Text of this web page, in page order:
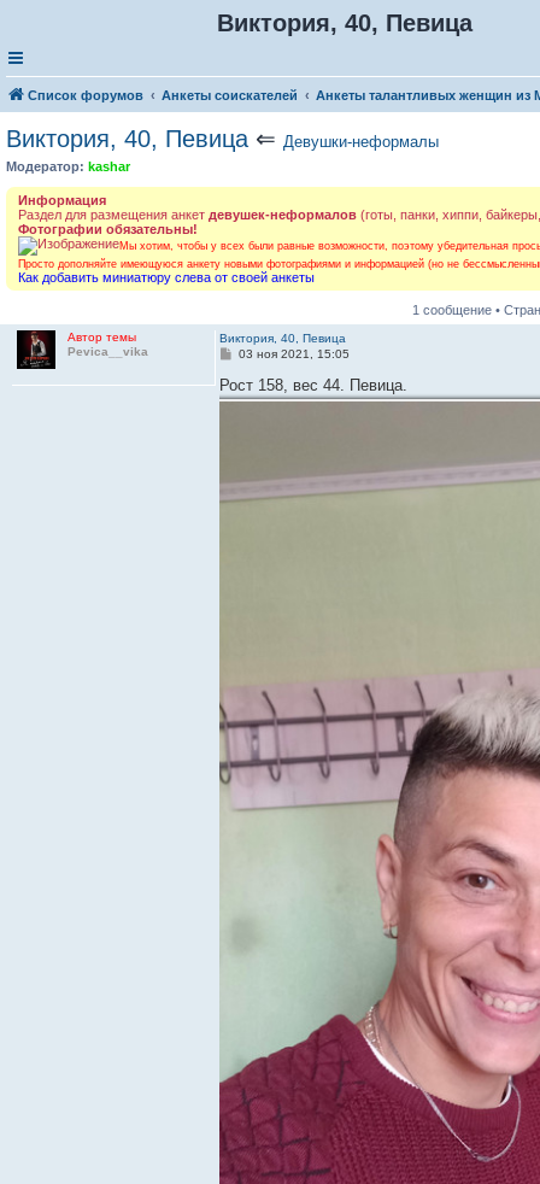
Виктория, 40, Певица
Список форумов Анкеты соискателей Анкеты талантливых женщин из
Виктория, 40, Певица ⇐ Девушки-неформалы
Модератор: kashar
Информация
Раздел для размещения анкет девушек-неформалов (готы, панки, хиппи,
Фотографии обязательны!
Мы хотим, чтобы у всех были равные возможности, поэтому убедительная
Просто дополняйте имеющуюся анкету новыми фотографиями и информацией (но не
Как добавить миниатюру слева от своей анкеты
1 сообщение •
Автор темы
Pevica__vika
Виктория, 40, Певица
С
о
б
03 ноя 2021, 15:05
Рост 158, вес 44. Певица.